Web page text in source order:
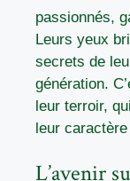
passionnés,
Leurs yeux
secrets de
génération.
leur terroir,
leur
L’avenir